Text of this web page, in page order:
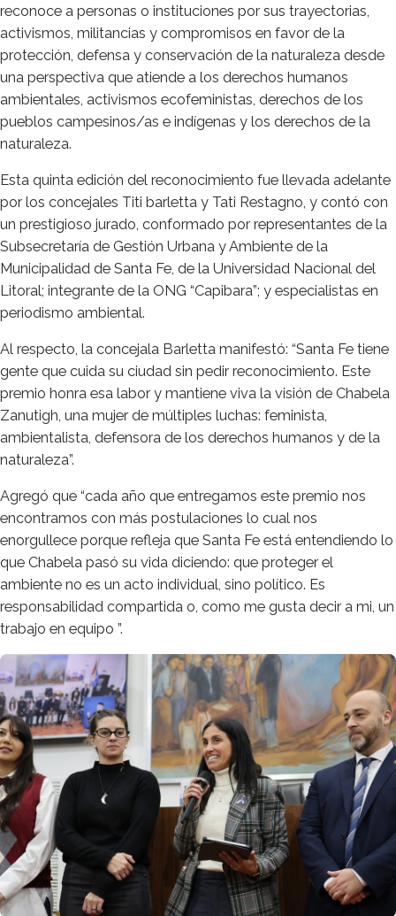
reconoce a personas o instituciones por sus trayectorias,
activismos, militancias y compromisos en favor de la
protección, defensa y conservación de la naturaleza desde
una perspectiva que atiende a los derechos humanos
ambientales, activismos ecofeministas, derechos de los
pueblos campesinos/as e indígenas y los derechos de la
naturaleza.
Esta quinta edición del reconocimiento fue llevada adelante
por los concejales Titi barletta y Tati Restagno, y contó con
un prestigioso jurado, conformado por representantes de la
Subsecretaría de Gestión Urbana y Ambiente de la
Municipalidad de Santa Fe, de la Universidad Nacional del
Litoral; integrante de la ONG “Capibara”; y especialistas en
periodismo ambiental.
Al respecto, la concejala Barletta manifestó: “Santa Fe tiene
gente que cuida su ciudad sin pedir reconocimiento. Este
premio honra esa labor y mantiene viva la visión de Chabela
Zanutigh, una mujer de múltiples luchas: feminista,
ambientalista, defensora de los derechos humanos y de la
naturaleza”.
Agregó que “cada año que entregamos este premio nos
encontramos con más postulaciones lo cual nos
enorgullece porque refleja que Santa Fe está entendiendo lo
que Chabela pasó su vida diciendo: que proteger el
ambiente no es un acto individual, sino político. Es
responsabilidad compartida o, como me gusta decir a mi, un
trabajo en equipo ”.